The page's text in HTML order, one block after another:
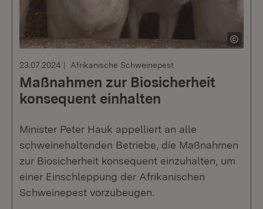
23.07.2024 Afrikanische Schweinepest
Maßnahmen zur Biosicherheit
konsequent einhalten
Minister Peter Hauk appelliert an alle
schweinehaltenden Betriebe, die Maßnahmen
zur Biosicherheit konsequent einzuhalten, um
einer Einschleppung der Afrikanischen
Schweinepest vorzubeugen.